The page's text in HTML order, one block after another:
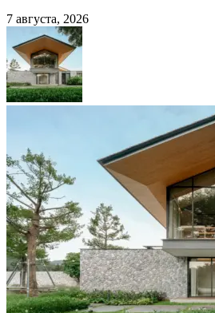
7 августа, 2026